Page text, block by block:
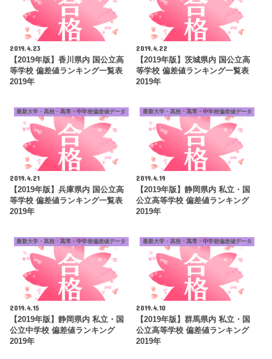
2019.4.23
【2019年版】香川県内 国公立高
等学校 偏差値ランキング一覧表
2019年
2019.4.22
【2019年版】茨城県内 国公立高
等学校 偏差値ランキング一覧表
2019年
最新大学・高校・高専・中学校偏差値データ
2019.4.21
【2019年版】兵庫県内 国公立高
等学校 偏差値ランキング一覧表
2019年
最新大学・高校・高専・中学校偏差値データ
2019.4.19
【2019年版】静岡県内 私立・国
公立高等学校 偏差値ランキング
2019年
最新大学・高校・高専・中学校偏差値データ
2019.4.15
【2019年版】静岡県内 私立・国
公立中学校 偏差値ランキング
2019年
最新大学・高校・高専・中学校偏差値データ
2019.4.10
【2019年版】群馬県内 私立・国
公立高等学校 偏差値ランキング
2019年